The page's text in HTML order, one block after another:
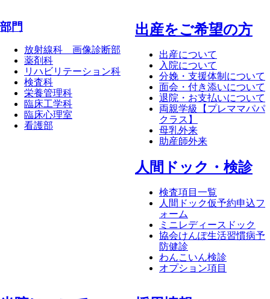
部門
放射線科 画像診断部
薬剤科
リハビリテーション科
検査科
栄養管理科
臨床工学科
臨床心理室
看護部
出産をご希望の方
出産について
入院について
分娩・支援体制について
面会・付き添いについて
退院・お支払いについて
両親学級【プレママパパ
クラス】
母乳外来
助産師外来
⼈間ドック・検診
検査項目一覧
人間ドック仮予約申込フ
ォーム
ミニレディースドック
協会けんぽ生活習慣病予
防健診
わんこいん検診
オプション項目